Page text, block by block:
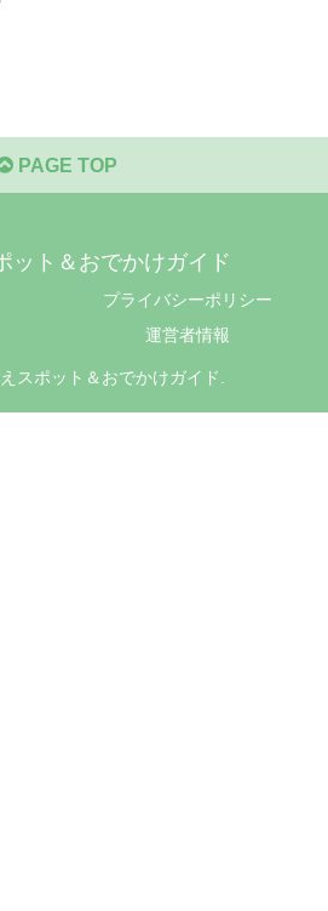
PAGE TOP
ット＆おでかけガイド
プライバシーポリシー
運営者情報
スポット＆おでかけガイド.